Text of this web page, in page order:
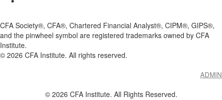
CFA Society®, CFA®, Chartered Financial Analyst®, CIPM®, GIPS®,
and the pinwheel symbol are registered trademarks owned by CFA
Institute.
© 2026 CFA Institute. All rights reserved.
ADMIN
© 2026 CFA Institute. All Rights Reserved.